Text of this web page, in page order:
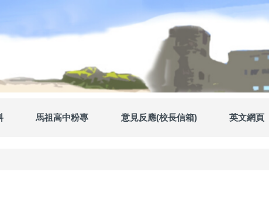
馬祖高中粉專 意見反應(校長信箱) 英文網頁